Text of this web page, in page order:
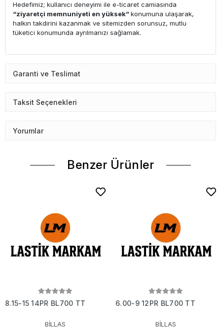
Hedefimiz; kullanıcı deneyimi ile e-ticaret camiasında
“ziyaretçi memnuniyeti en yüksek”konumuna ulaşarak,
halkın takdirini kazanmak ve sitemizden sorunsuz, mutlu
tüketici konumunda ayrılmanızı sağlamak.
Garanti ve Teslimat
Taksit Seçenekleri
Yorumlar
Benzer Ürünler
8.15-15 14PR BL700 TT
BİLLAS
6.00-9 12PR BL700 TT
BİLLAS